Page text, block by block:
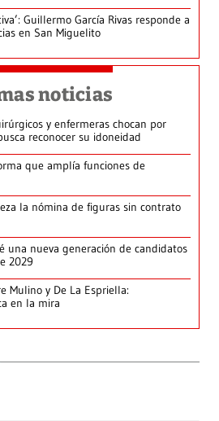
Guillermo García Rivas responde a
en San Miguelito
noticias
y enfermeras chocan por
reconocer su idoneidad
que amplía funciones de
la nómina de figuras sin contrato
una nueva generación de candidatos
2029
Mulino y De La Espriella:
en la mira